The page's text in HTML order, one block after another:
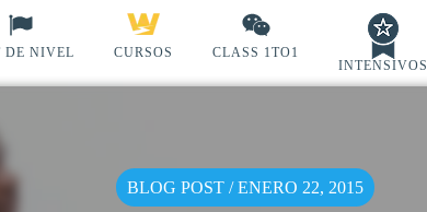
DE NIVEL CURSOS
CLASS 1TO1
INTENSIVOS
BLOG POST / ENERO 22, 2015